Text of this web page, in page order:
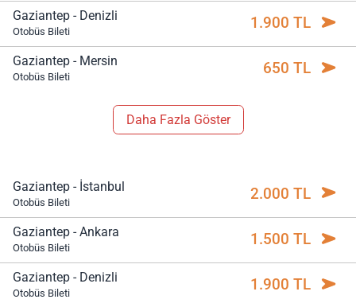
Gaziantep - Denizli
Otobüs Bileti 1.900 TL
Gaziantep - Mersin
Otobüs Bileti 650 TL
Daha Fazla Göster
Gaziantep - İstanbul
Otobüs Bileti 2.000 TL
Gaziantep - Ankara
Otobüs Bileti 1.500 TL
Gaziantep - Denizli
Otobüs Bileti 1.900 TL